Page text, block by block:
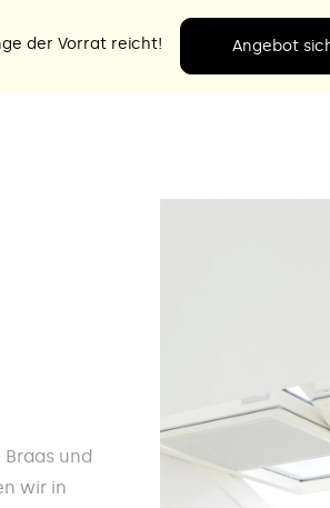
der Vorrat reicht! Angebot
und
wir in